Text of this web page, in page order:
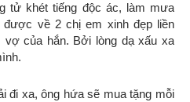
tử khét tiếng độc ác, làm mưa
được về 2 chị em xinh đẹp liền
của hắn. Bởi lòng dạ xấu xa
đi xa, ông hứa sẽ mua tặng mỗi